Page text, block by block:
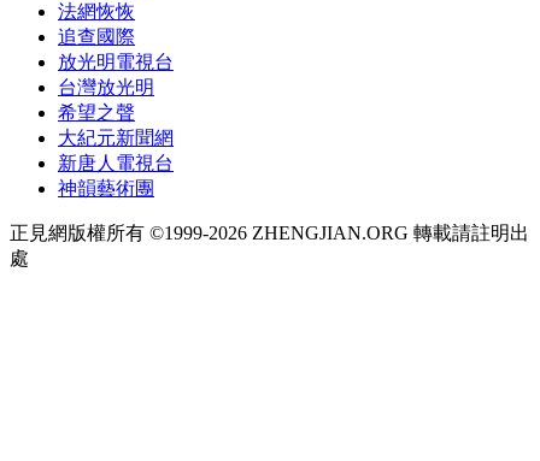
法網恢恢
追查國際
放光明電視台
台灣放光明
希望之聲
大紀元新聞網
新唐人電視台
神韻藝術團
正見網版權所有 ©1999-2026 ZHENGJIAN.ORG 轉載請註明出
處